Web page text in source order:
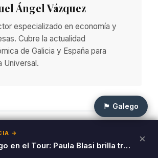
Ángel Vázquez
especializado en economía y
Cubre la actualidad
de Galicia y España para
Universal.
rompen pronósticos en Open Sevilla
→
El orgullo gallego en el Tour: Paula Blasi brilla tras lograr la libertad en los Emiratos
×
🏴 Galego